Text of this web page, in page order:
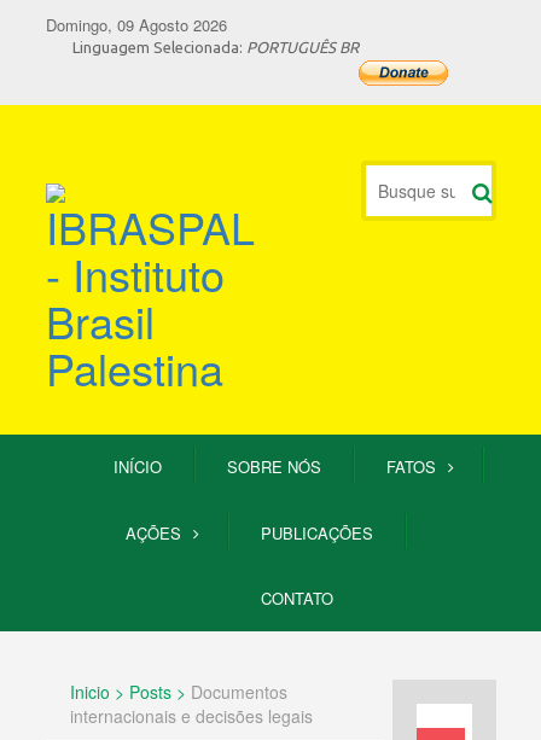
Domingo, 09 Agosto 2026
Linguagem Selecionada: PORTUGUÊS BR
INÍCIO SOBRE NÓS FATOS
AÇÕES PUBLICAÇÕES
CONTATO
Inicio > Posts > Documentos
internacionais e decisões legais